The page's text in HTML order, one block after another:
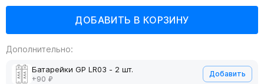
Дополнительно:
Батарейки GP LR03 - 2 шт.
+90 ₽
Добавить